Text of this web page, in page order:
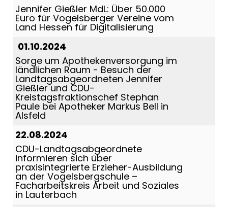
Jennifer Gießler MdL: Über 50.000
Euro für Vogelsberger Vereine vom
Land Hessen für Digitalisierung
01.10.2024
Sorge um Apothekenversorgung im
ländlichen Raum - Besuch der
Landtagsabgeordneten Jennifer
Gießler und CDU-
Kreistagsfraktionschef Stephan
Paule bei Apotheker Markus Bell in
Alsfeld
22.08.2024
CDU-Landtagsabgeordnete
informieren sich über
praxisintegrierte Erzieher-Ausbildung
an der Vogelsbergschule –
Facharbeitskreis Arbeit und Soziales
in Lauterbach